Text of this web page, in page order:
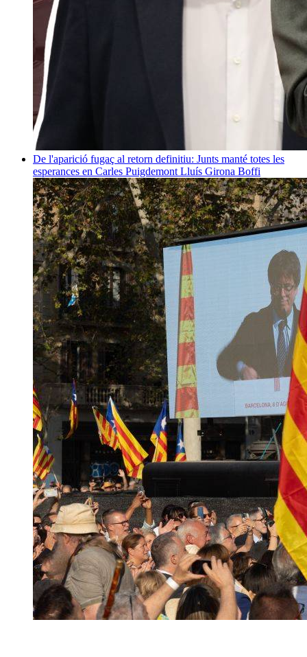
De l'aparició fugaç al retorn definitiu: Junts manté totes les
esperances en Carles Puigdemont Lluís Girona Boffi